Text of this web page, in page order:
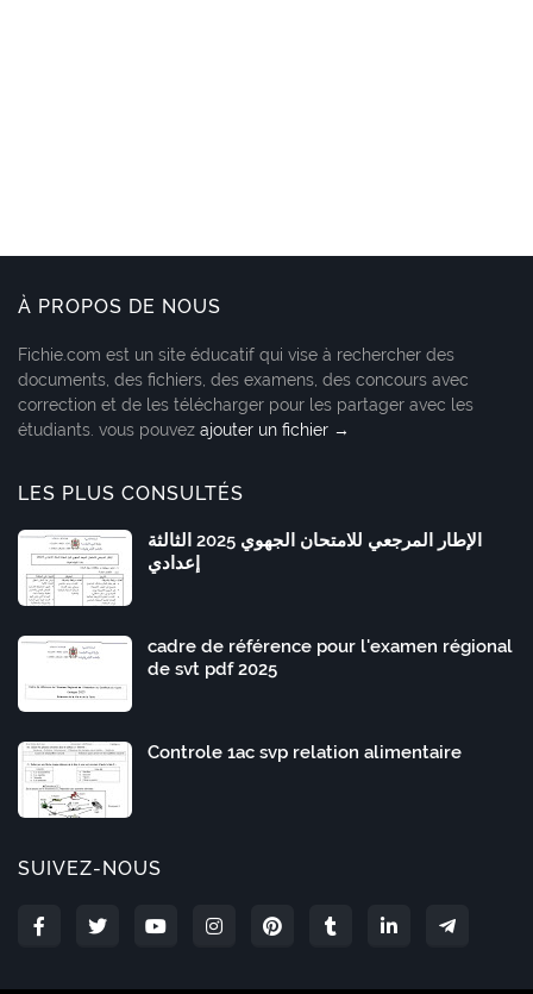
À PROPOS DE NOUS
Fichie.com est un site éducatif qui vise à rechercher des
documents, des fichiers, des examens, des concours avec
correction et de les télécharger pour les partager avec les
étudiants. vous pouvez ajouter un fichier →
LES PLUS CONSULTÉS
الإطار المرجعي للامتحان الجهوي 2025 الثالثة
إعدادي
cadre de référence pour l'examen régional
de svt pdf 2025
Controle 1ac svp relation alimentaire
SUIVEZ-NOUS